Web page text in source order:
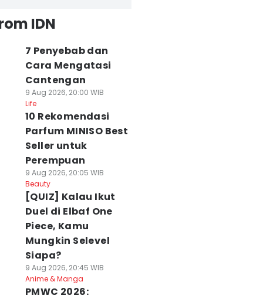
IDN
7 Penyebab dan
Cara Mengatasi
Cantengan
9 Aug 2026, 20:00 WIB
Life
10 Rekomendasi
Parfum MINISO Best
Seller untuk
Perempuan
9 Aug 2026, 20:05 WIB
Beauty
[QUIZ] Kalau Ikut
Duel di Elbaf One
Piece, Kamu
Mungkin Selevel
Siapa?
9 Aug 2026, 20:45 WIB
Anime & Manga
PMWC 2026: